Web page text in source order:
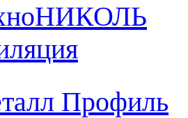
Профиль